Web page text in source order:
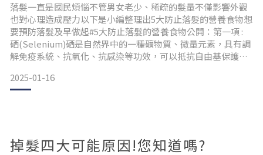
落髮一直是國民煩惱不管男女老少、稀疏的髮量不僅影響外觀
也對心理造成壓力以下是小編整理出5大防止落髮的營養食物想
要預防落髮及早做起#5大防止落髮的營養食物公開：第一項 :
硒(Selenium)硒是自然界中的一種礦物質、微量元素，具有調
解免疫系統、抗氧化、抗感染等功效，可以抵抗自由基保護頭
肉；葵花籽及其他諸如核桃、杏仁等堅果。第二項：鋅(Zinc)
鋅是人體中僅次於鐵的第二大代謝需要的營養素，可以使你的
2025-01-16
掉髮四大可能原因!您知道嗎?